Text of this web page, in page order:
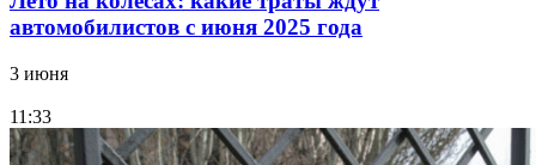
автомобилистов с июня 2025 года
3 июня
11:33